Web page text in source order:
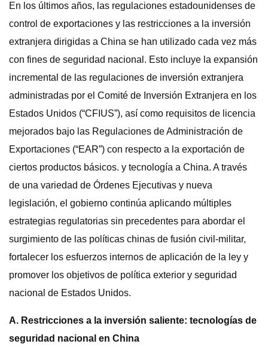
En los últimos años, las regulaciones estadounidenses de
control de exportaciones y las restricciones a la inversión
extranjera dirigidas a China se han utilizado cada vez más
con fines de seguridad nacional. Esto incluye la expansión
incremental de las regulaciones de inversión extranjera
administradas por el Comité de Inversión Extranjera en los
Estados Unidos (“CFIUS”), así como requisitos de licencia
mejorados bajo las Regulaciones de Administración de
Exportaciones (“EAR”) con respecto a la exportación de
ciertos productos básicos. y tecnología a China. A través
de una variedad de Órdenes Ejecutivas y nueva
legislación, el gobierno continúa aplicando múltiples
estrategias regulatorias sin precedentes para abordar el
surgimiento de las políticas chinas de fusión civil-militar,
fortalecer los esfuerzos internos de aplicación de la ley y
promover los objetivos de política exterior y seguridad
nacional de Estados Unidos.
A. Restricciones a la inversión saliente: tecnologías de
seguridad nacional en China